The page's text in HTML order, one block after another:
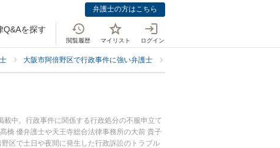
弁護士の方はこちら
Q&Aを探す
閲覧履歴 マイリスト ログイン
大阪市阿倍野区で行政事件に強い弁護士
中。行政事件に関係する行政処分の不服申立て
橋 優弁護士や天王寺総合法律事務所の大前 貴子
区で土日や夜間に発生した行政訴訟のトラブル